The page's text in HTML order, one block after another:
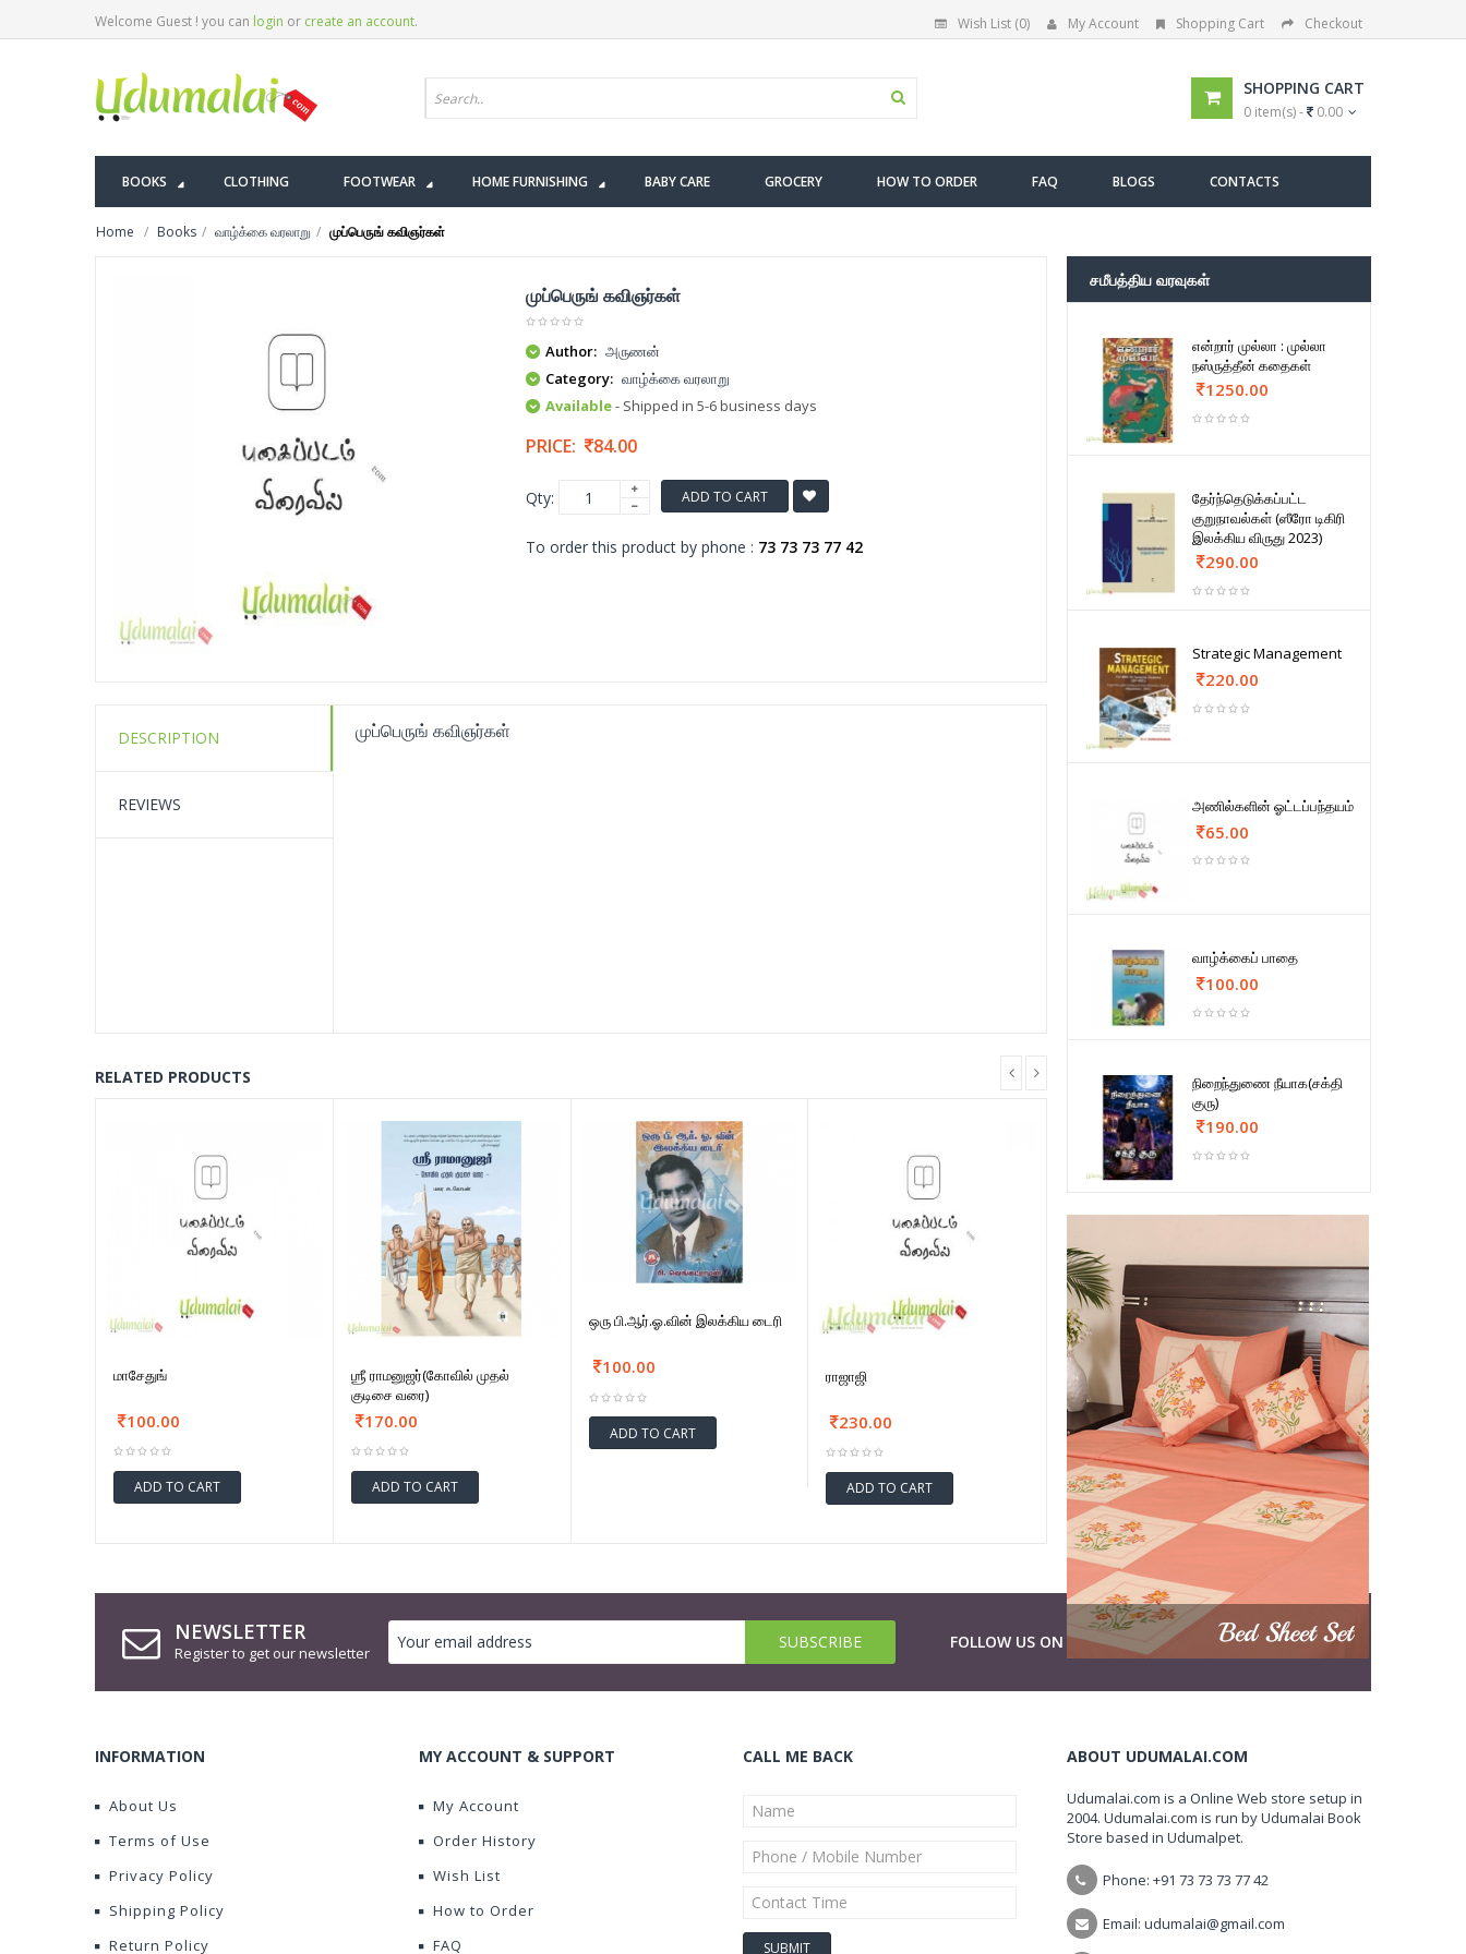
Welcome Guest ! you can login or create an account. Wish List (0) My Account Shopping Cart Checkout
SHOPPING CART
0 item(s) - 0.00
BOOKS CLOTHING FOOTWEAR HOME FURNISHING BABY CARE GROCERY HOW TO ORDER FAQ BLOGS CONTACTS
Home Books வாழ்க்கை வரலாறு முப்பெருங் கவிஞர்கள்
முப்பெருங் கவிஞர்கள்
Author: அருணன்
Category: வாழ்க்கை வரலாறு
Available- Shipped in 5-6 business days
PRICE: 84.00
Qty: ADD TO CART
To order this product by phone : 73 73 73 77 42
DESCRIPTION
REVIEWS
முப்பெருங் கவிஞர்கள்
RELATED PRODUCTS
மாசேதுங்
100.00
ADD TO CART
ஶ்ரீ ராமனுஜர்(கோவில் முதல்
குடிசை வரை)
170.00
ADD TO CART
ஒரு பி.ஆர்.ஓ.வின் இலக்கிய டைரி
100.00
ADD TO CART
ராஜாஜி
230.00
ADD TO CART
சமீபத்திய வரவுகள்
என்றார் முல்லா : முல்லா
நஸ்ருத்தீன் கதைகள்
1250.00
தேர்ந்தெடுக்கப்பட்ட
குறுநாவல்கள் (ஸீரோ டிகிரி
இலக்கிய விருது 2023)
290.00
Strategic Management
220.00
அணில்களின் ஓட்டப்பந்தயம்
65.00
வாழ்க்கைப் பாதை
100.00
நிறைந்துணை நீயாக(சக்தி
குரு)
190.00
NEWSLETTER
Register to get our newsletter
FOLLOW US ON
INFORMATION
About Us
Terms of Use
Privacy Policy
Shipping Policy
Return Policy
MY ACCOUNT & SUPPORT
My Account
Order History
Wish List
How to Order
FAQ
CALL ME BACK ABOUT UDUMALAI.COM
Udumalai.com is a Online Web store setup in
2004. Udumalai.com is run by Udumalai Book
Store based in Udumalpet.
Phone: +91 73 73 73 77 42
Email: udumalai@gmail.com